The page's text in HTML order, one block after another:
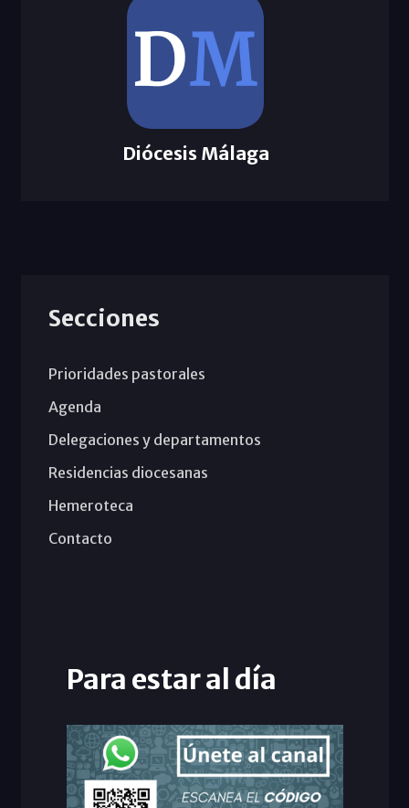
Diócesis Málaga
Secciones
Prioridades pastorales
Agenda
Delegaciones y departamentos
Residencias diocesanas
Hemeroteca
Contacto
Para estar al día